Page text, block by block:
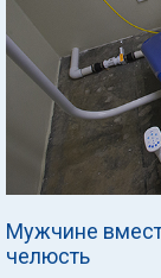
Мужчине
челюсть